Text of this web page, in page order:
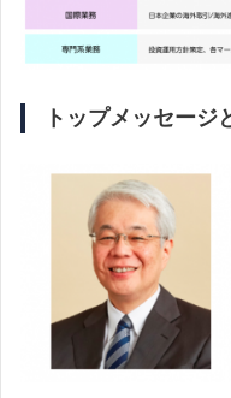
トップメッセージ